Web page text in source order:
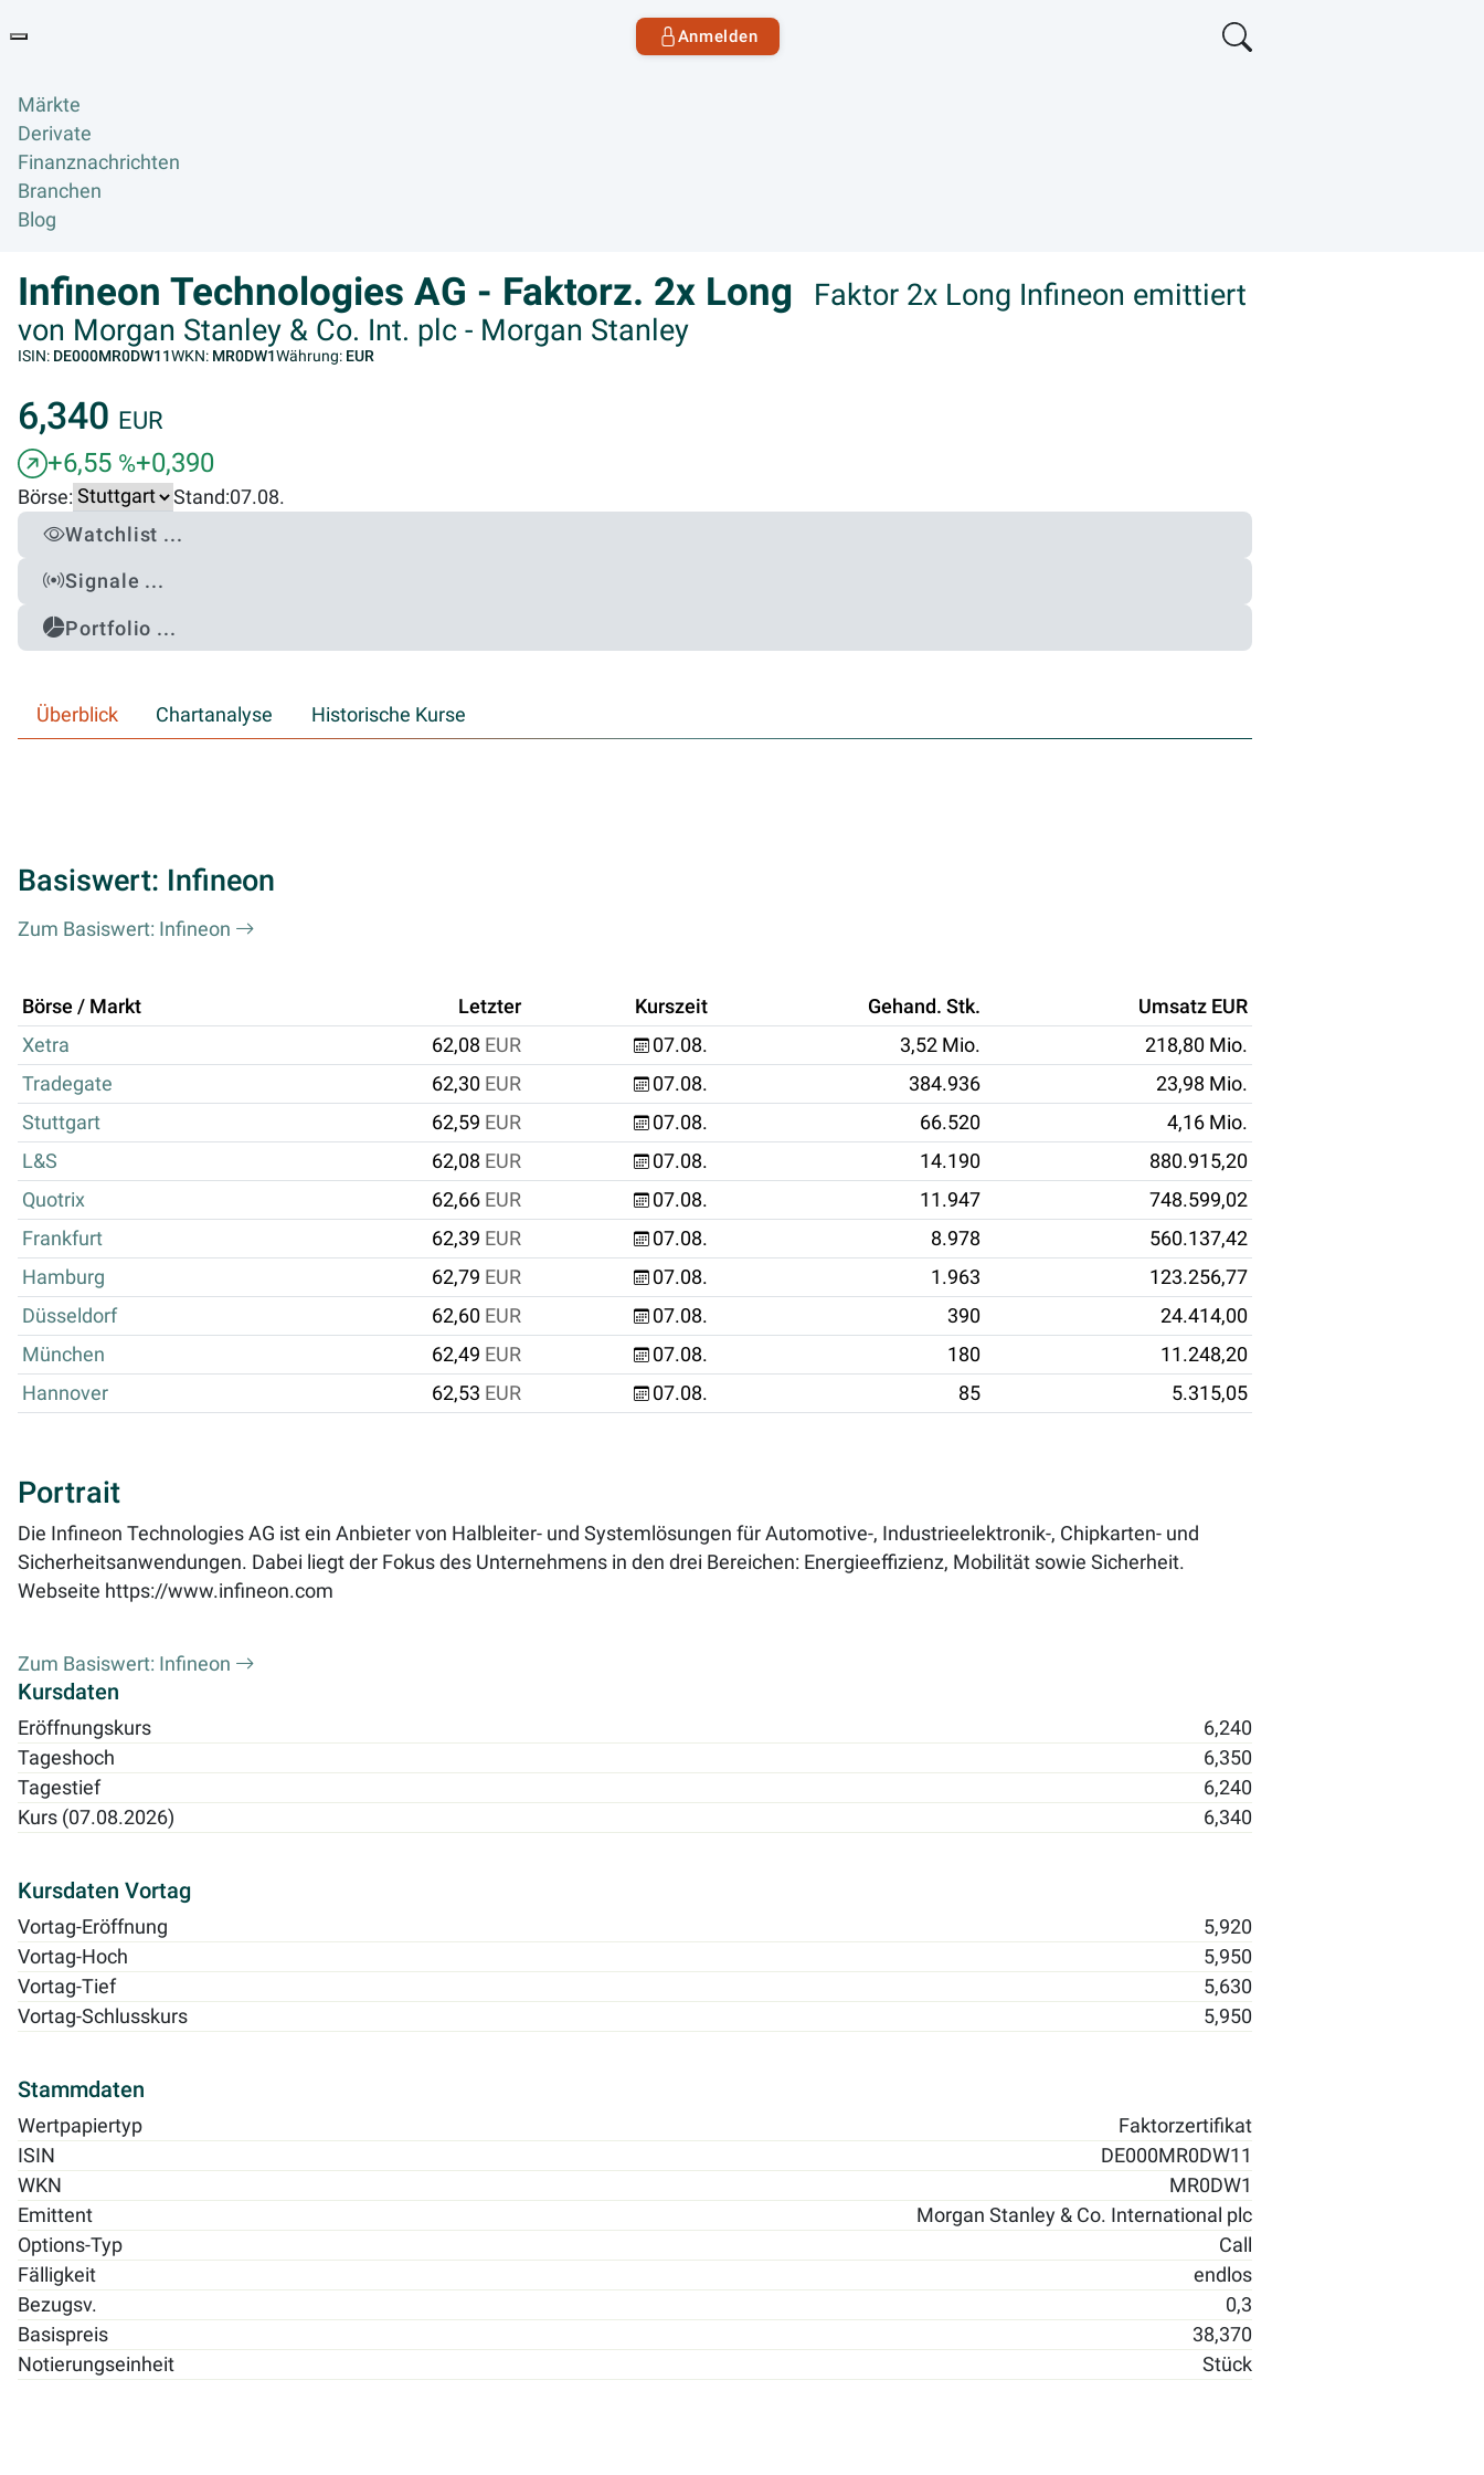
Anmelden
Märkte
Derivate
Finanznachrichten
Branchen
Blog
Infineon Technologies AG - Faktorz. 2x Long
Faktor 2x Long Infineon emittiert
von Morgan Stanley & Co. Int. plc - Morgan Stanley
ISIN: DE000MR0DW11WKN: MR0DW1Währung: EUR
6,340 EUR
+6,55 %+0,390
Börse: Stand:07.08.
Watchlist ...
Signale ...
Portfolio ...
Überblick Chartanalyse Historische Kurse
Basiswert: Infineon
Zum Basiswert: Infineon
Börse / Markt Letzter Kurszeit Gehand. Stk.
Umsatz EUR
Xetra
62,08 EUR 07.08. 3,52 Mio.
218,80 Mio.
Tradegate
62,30 EUR 07.08. 384.936
23,98 Mio.
Stuttgart
62,59 EUR 07.08. 66.520
4,16 Mio.
L&S
62,08 EUR 07.08. 14.190
880.915,20
Quotrix
62,66 EUR 07.08. 11.947
748.599,02
Frankfurt
62,39 EUR 07.08. 8.978
560.137,42
Hamburg
62,79 EUR 07.08. 1.963
123.256,77
Düsseldorf
62,60 EUR 07.08. 390
24.414,00
München
62,49 EUR 07.08. 180
11.248,20
Hannover
62,53 EUR 07.08. 85 5.315,05
Portrait
Die Infineon Technologies AG ist ein Anbieter von Halbleiter- und Systemlösungen für Automotive-, Industrieelektronik-, Chipkarten- und
Sicherheitsanwendungen. Dabei liegt der Fokus des Unternehmens in den drei Bereichen: Energieeffizienz, Mobilität sowie Sicherheit.
Webseite https://www.infineon.com
Zum Basiswert: Infineon
Kursdaten
Eröffnungskurs
6,240
Tageshoch
6,350
Tagestief
6,240
Kurs (07.08.2026)
6,340
Kursdaten Vortag
Vortag-Eröffnung
5,920
Vortag-Hoch
5,950
Vortag-Tief
5,630
Vortag-Schlusskurs
5,950
Stammdaten
Wertpapiertyp
Faktorzertifikat
ISIN
DE000MR0DW11
WKN
MR0DW1
Emittent
Morgan Stanley & Co. International plc
Options-Typ
Call
Fälligkeit
endlos
Bezugsv.
0,3
Basispreis
38,370
Notierungseinheit
Stück